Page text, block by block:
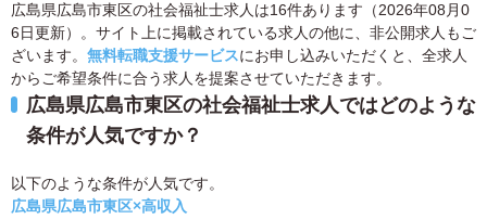
広島県広島市東区の社会福祉士求人は16件あります（2026年08月0
6日更新）。サイト上に掲載されている求人の他に、非公開求人もご
ざいます。 無料転職支援サービスにお申し込みいただくと、全求人
からご希望条件に合う求人を提案させていただきます。
広島県広島市東区の社会福祉士求人ではどのような
条件が人気ですか？
以下のような条件が人気です。
広島県広島市東区×高収入